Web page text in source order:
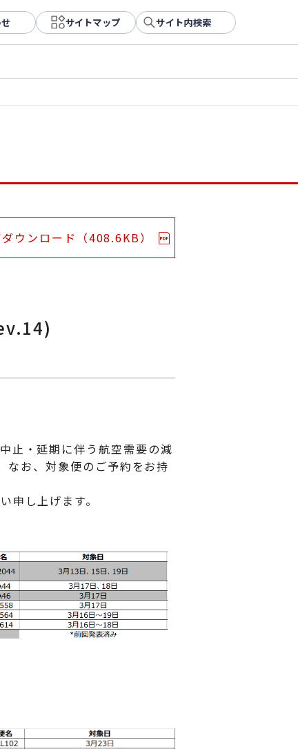
サイトマップ サイト内検索
ウンロード（408.6KB）
止・延期に伴う航空需要の減
お、対象便のご予約をお持
申し上げます。